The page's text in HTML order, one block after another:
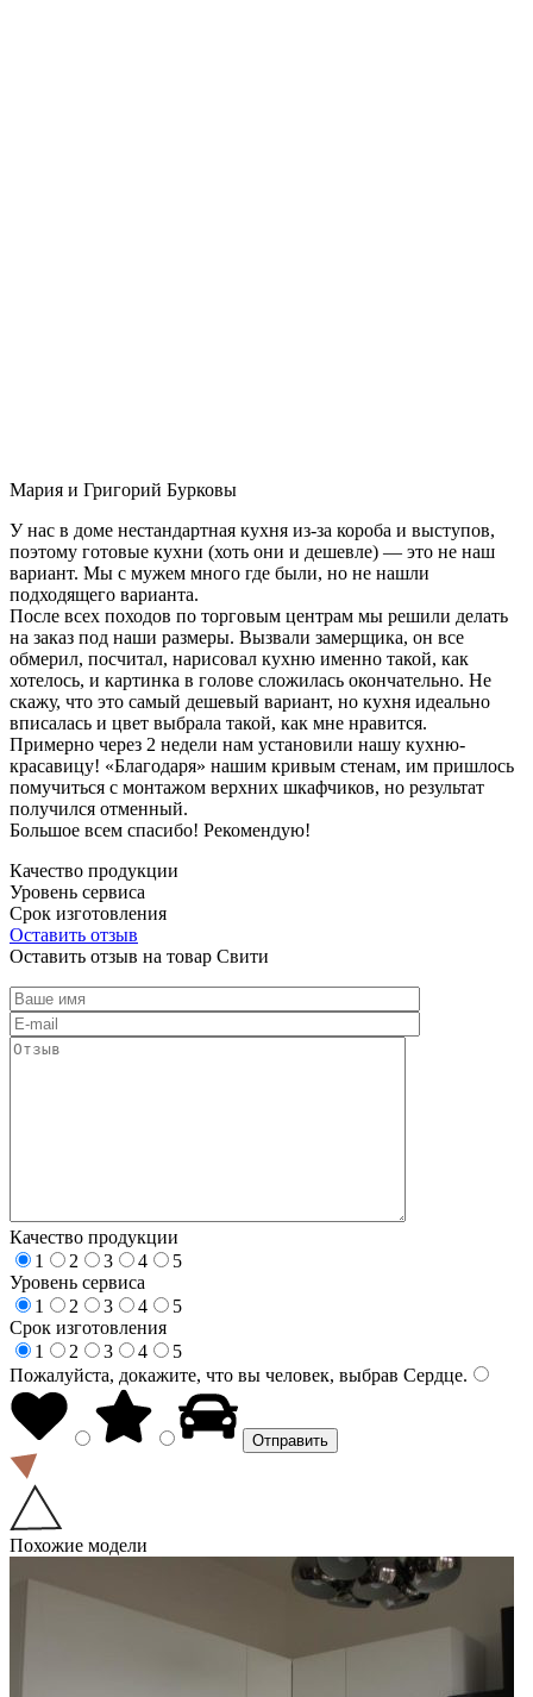
Мария и Григорий Бурковы
У нас в доме нестандартная кухня из-за короба и выступов,
поэтому готовые кухни (хоть они и дешевле) — это не наш
вариант. Мы с мужем много где были, но не нашли
подходящего варианта.
После всех походов по торговым центрам мы решили делать
на заказ под наши размеры. Вызвали замерщика, он все
обмерил, посчитал, нарисовал кухню именно такой, как
хотелось, и картинка в голове сложилась окончательно. Не
скажу, что это самый дешевый вариант, но кухня идеально
вписалась и цвет выбрала такой, как мне нравится.
Примерно через 2 недели нам установили нашу кухню-
красавицу! «Благодаря» нашим кривым стенам, им пришлось
помучиться с монтажом верхних шкафчиков, но результат
получился отменный.
Большое всем спасибо! Рекомендую!
Качество продукции
Уровень сервиса
Срок изготовления
Оставить отзыв
Оставить отзыв на товар Свити
Качество продукции
1
2 3 4
5
Уровень сервиса
1
2 3 4
5
Срок изготовления
1
2 3 4
5
Пожалуйста, докажите, что вы человек, выбрав Сердце.
Похожие модели